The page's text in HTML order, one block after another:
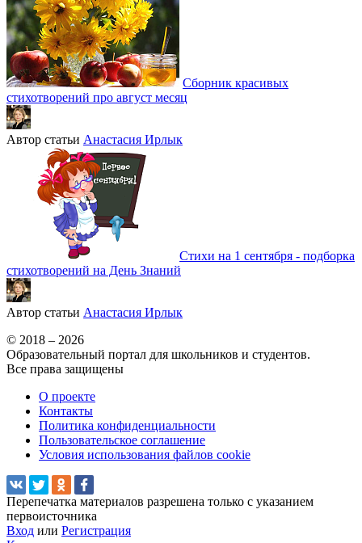
Сборник красивых
стихотворений про август месяц
Автор статьи Анастасия Ирлык
Стихи на 1 сентября - подборка
стихотворений на День Знаний
Автор статьи Анастасия Ирлык
© 2018 – 2026
Образовательный портал для школьников и студентов.
Все права защищены
О проекте
Контакты
Политика конфиденциальности
Пользовательское соглашение
Условия использования файлов cookie
Перепечатка материалов разрешена только с указанием
первоисточника
Вход или Регистрация